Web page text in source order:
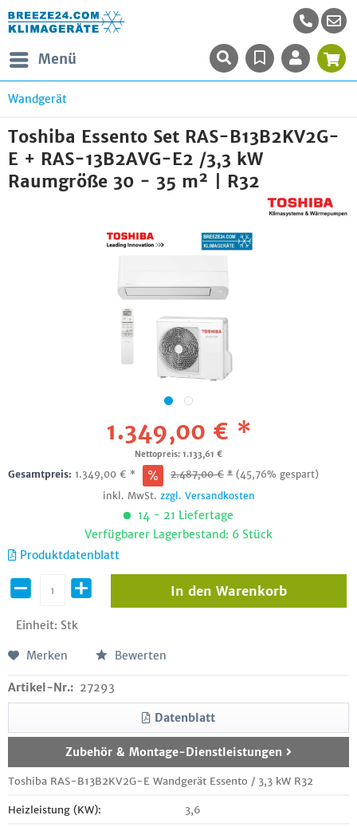
Menü
Wandgerät
Toshiba Essento Set RAS-B13B2KV2G-
E + RAS-13B2AVG-E2 /3,3 kW
Raumgröße 30 - 35 m² | R32
1.349,00 € *
Nettopreis: 1.133,61 €
Gesamtpreis: 1.349,00 € * 2.487,00€ * (45,76% gespart)
inkl. MwSt. zzgl. Versandkosten
14 - 21 Liefertage
Verfügbarer Lagerbestand: 6 Stück
Produktdatenblatt
Einheit: Stk
In den Warenkorb
Merken Bewerten
Artikel-Nr.: 27293
Datenblatt
Zubehör & Montage-Dienstleistungen
Toshiba RAS-B13B2KV2G-E Wandgerät Essento / 3,3 kW R32
Heizleistung (KW): 3,6